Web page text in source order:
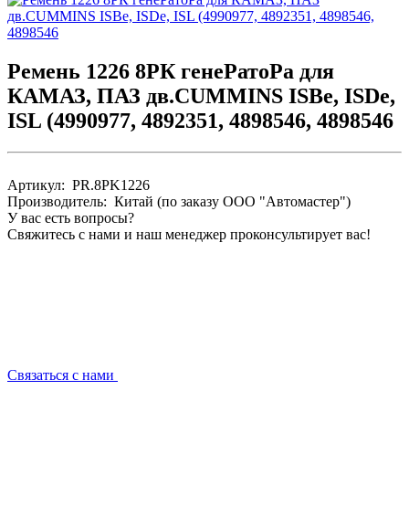
Pемень 1226 8PК генеPатоPа для
КАМАЗ, ПАЗ дв.CUMMINS ISBe, ISDe,
ISL (4990977, 4892351, 4898546, 4898546
Артикул: PR.8PK1226
Производитель: Китай (по заказу ООО "Автомастер")
У вас есть вопросы?
Свяжитесь с нами и наш менеджер проконсультирует вас!
Связаться с нами